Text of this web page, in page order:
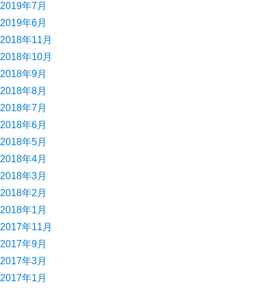
2019年7月
2019年6月
2018年11月
2018年10月
2018年9月
2018年8月
2018年7月
2018年6月
2018年5月
2018年4月
2018年3月
2018年2月
2018年1月
2017年11月
2017年9月
2017年3月
2017年1月